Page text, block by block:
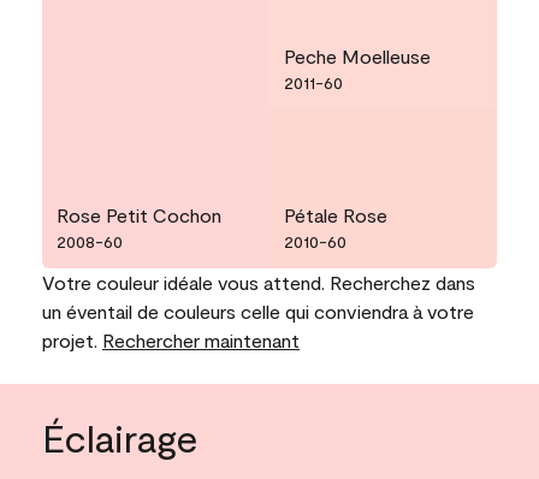
Rose Petit Cochon
2008-60
Peche Moelleuse
2011-60
Pétale Rose
2010-60
Votre couleur idéale vous attend. Recherchez dans
un éventail de couleurs celle qui conviendra à votre
projet. Rechercher maintenant
Éclairage